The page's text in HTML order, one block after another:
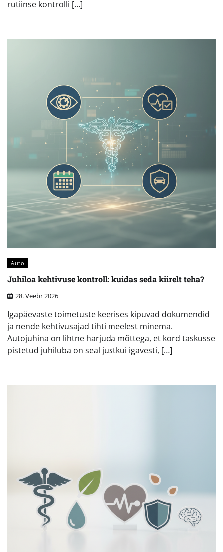
rutiinse kontrolli […]
Auto
Juhiloa kehtivuse kontroll: kuidas seda kiirelt teha?
28. Veebr 2026
Igapäevaste toimetuste keerises kipuvad dokumendid
ja nende kehtivusajad tihti meelest minema.
Autojuhina on lihtne harjuda mõttega, et kord taskusse
pistetud juhiluba on seal justkui igavesti, […]